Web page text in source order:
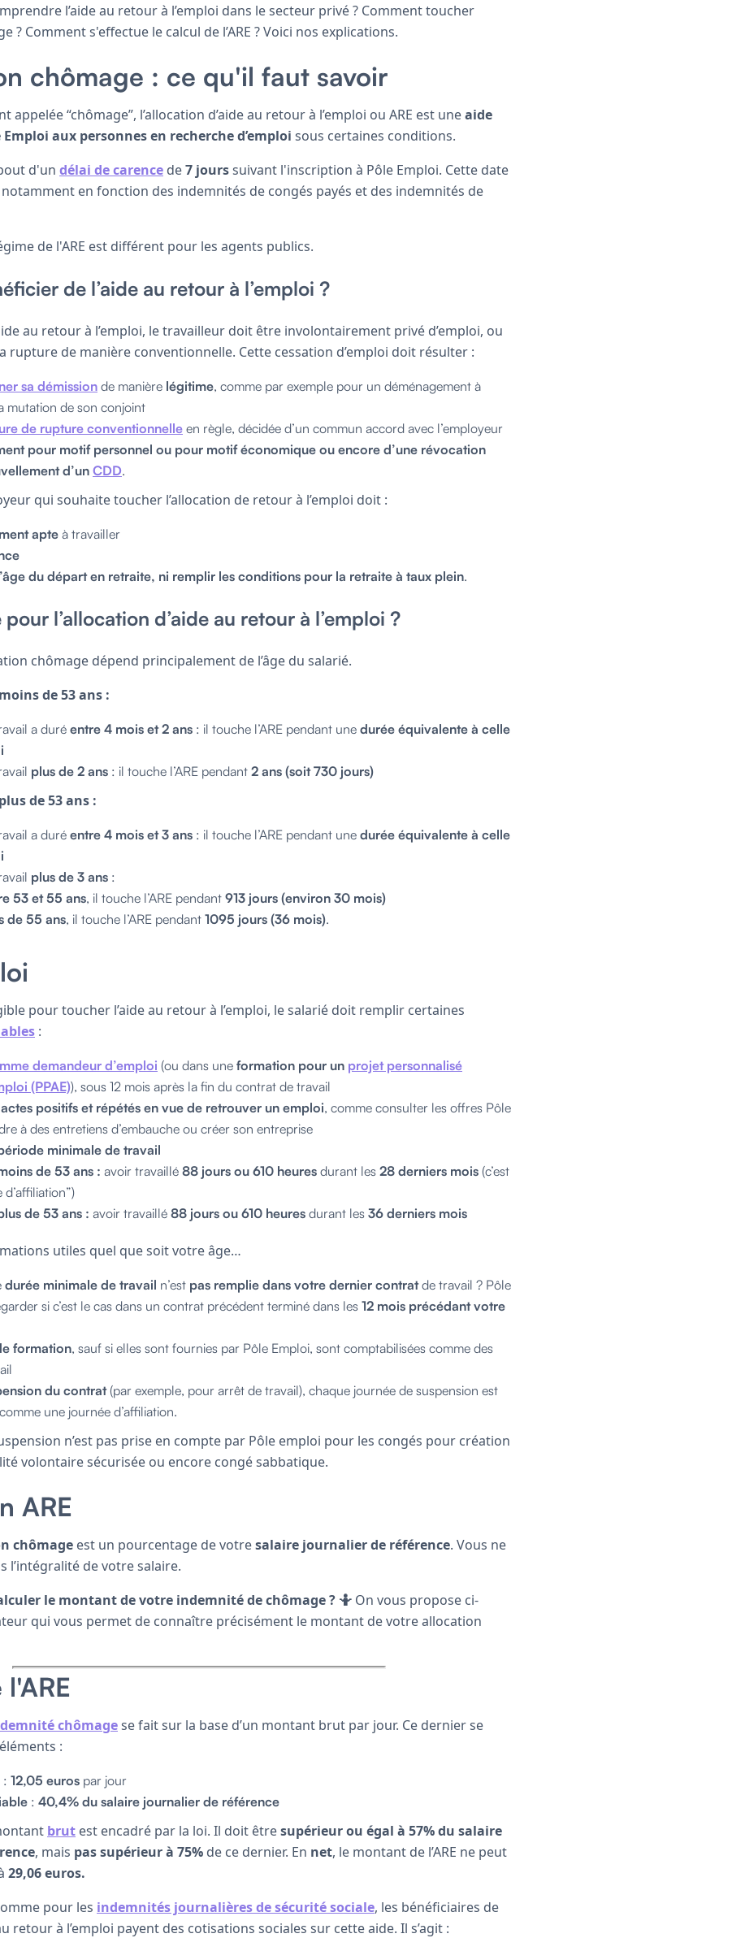
l’aide au retour à l’emploi dans le secteur privé ? Comment toucher
? Comment s'effectue le calcul de l’ARE ? Voici nos explications.
chômage : ce qu'il faut savoir
appelée “chômage”, l’allocation d’aide au retour à l’emploi ou ARE est uneaide
aux personnes en recherche d’emploi sous certaines conditions.
d'un délai de carence de7 jourssuivant l'inscription à Pôle Emploi. Cette date
en fonction des indemnités de congés payés et des indemnités de
de l'ARE est différent pour les agents publics.
de l’aide au retour à l’emploi ?
au retour à l’emploi, le travailleur doit être involontairement privé d’emploi, ou
rupture de manière conventionnelle. Cette cessation d’emploi doit résulter :
sa démissionde manière légitime, comme par exemple pour un déménagement à
mutation de son conjoint
de rupture conventionnelleen règle, décidée d’un commun accord avec l’employeur
pour motif personnel ou pour motif économique ou encore d’une révocation
d’unCDD.
qui souhaite toucher l’allocation de retour à l’emploi doit :
apte à travailler
du départ en retraite, ni remplir les conditions pour la retraite à taux plein.
l’allocation d’aide au retour à l’emploi ?
chômage dépend principalement de l’âge du salarié.
de 53 ans :
a duré entre 4 mois et 2 ans : il touche l’ARE pendant une durée équivalente à celle
plus de 2 ans : il touche l’ARE pendant 2 ans (soit 730 jours)
de 53 ans :
a duré entre 4 mois et 3 ans : il touche l’ARE pendant une durée équivalente à celle
plus de 3 ans :
53 et 55 ans, il touche l’ARE pendant 913 jours (environ 30 mois)
de 55 ans, il touche l’ARE pendant 1095 jours (36 mois).
pour toucher l’aide au retour à l’emploi, le salarié doit remplir certaines
:
demandeur d’emploi (ou dans une formation pour un projet personnalisé
(PPAE)), sous 12 mois après la fin du contrat de travail
actes positifs et répétés en vue de retrouver un emploi, comme consulter les offres Pôle
à des entretiens d’embauche ou créer son entreprise
minimale de travail
de 53 ans : avoir travaillé 88 jours ou 610 heures durant les 28 derniers mois (c’est
d’affiliation”)
de 53 ans : avoir travaillé 88 jours ou 610 heures durant les 36 derniers mois
utiles quel que soit votre âge…
durée minimale de travail n’est pas remplie dans votre dernier contratde travail ? Pôle
si c’est le cas dans un contrat précédent terminé dans les 12 mois précédant votre
formation, sauf si elles sont fournies par Pôle Emploi, sont comptabilisées comme des
du contrat(par exemple, pour arrêt de travail), chaque journée de suspension est
une journée d’affiliation.
n’est pas prise en compte par Pôle emploi pour les congés pour création
volontaire sécurisée ou encore congé sabbatique.
ARE
chômage est un pourcentage de votresalaire journalier de référence. Vous ne
l’intégralité de votre salaire.
le montant de votre indemnité de chômage ? 🤷 On vous propose ci-
qui vous permet de connaître précisément le montant de votre allocation
chômagese fait sur la base d’un montant brut par jour. Ce dernier se
:
: 12,05 euros par jour
: 40,4% du salaire journalier de référence
brut est encadré par la loi. Il doit êtresupérieur ou égal à 57% du salaire
, mais pas supérieur à 75% de ce dernier. En net, le montant de l’ARE ne peut
29,06 euros.
pour les indemnités journalières de sécurité sociale, les bénéficiaires de
retour à l’emploi payent des cotisations sociales sur cette aide. Il s’agit :